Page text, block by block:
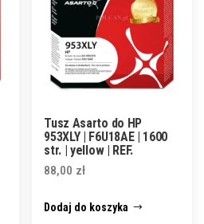
Tusz Asarto do HP
953XLY | F6U18AE | 1600
str. | yellow | REF.
88,00 zł
Dodaj do koszyka